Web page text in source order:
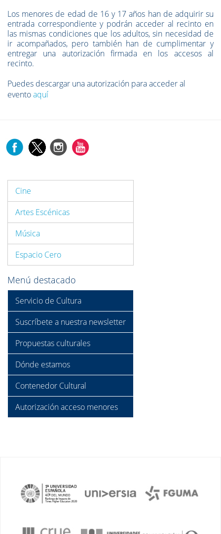
Los menores de edad de 16 y 17 años han de adquirir su
entrada correspondiente y podrán acceder al recinto en
las mismas condiciones que los adultos, sin necesidad de
ir acompañados, pero también han de cumplimentar y
entregar una autorización firmada en los accesos al
recinto.
Puedes descargar una autorización para acceder al
eventoaquí
Cine
Artes Escénicas
Música
Espacio Cero
Menú destacado
Servicio de Cultura
Suscríbete a nuestra newsletter
Propuestas culturales
Dónde estamos
Contenedor Cultural
Autorización acceso menores